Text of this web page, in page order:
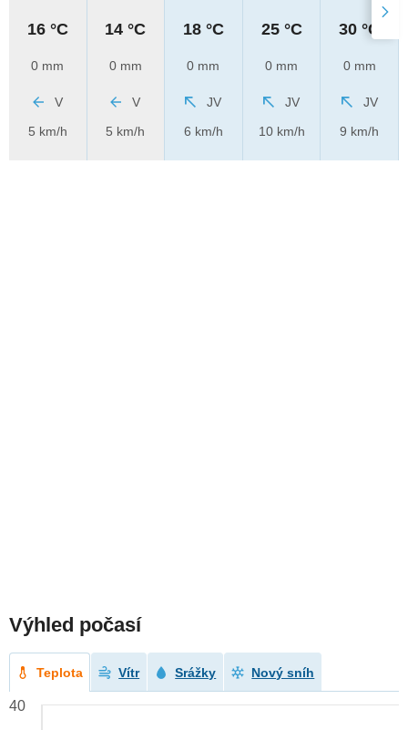
16 °C
0 mm
V
5 km/h
14 °C
0 mm
V
5 km/h
18 °C
0 mm
JV
6 km/h
25 °C
0 mm
JV
10 km/h
30 °C
0 mm
JV
9 km/h
Výhled počasí
Teplota Vítr Srážky Nový sníh
40